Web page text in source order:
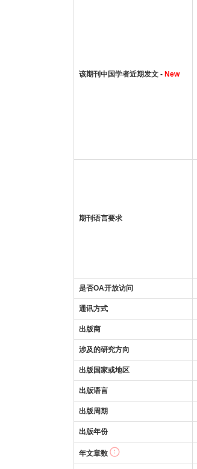
该期刊中国学者近期发文 - New
期刊语言要求
是否OA开放访问
通讯方式
出版商
涉及的研究方向
出版国家或地区
出版语言
出版周期
出版年份
年文章数